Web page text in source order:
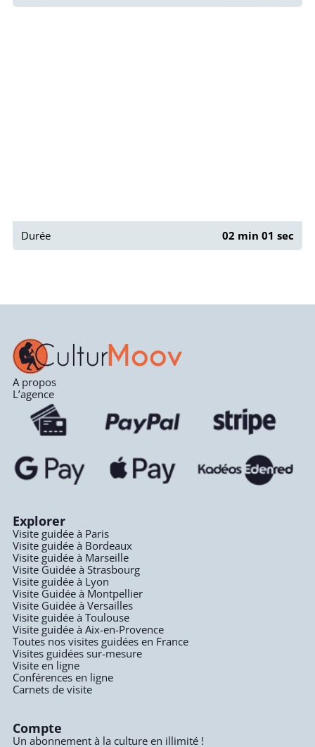
Durée 02 min 01 sec
A propos
L’agence
Explorer
Visite guidée à Paris
Visite guidée à Bordeaux
Visite guidée à Marseille
Visite Guidée à Strasbourg
Visite guidée à Lyon
Visite Guidée à Montpellier
Visite Guidée à Versailles
Visite guidée à Toulouse
Visite guidée à Aix-en-Provence
Toutes nos visites guidées en France
Visites guidées sur-mesure
Visite en ligne
Conférences en ligne
Carnets de visite
Compte
Un abonnement à la culture en illimité !